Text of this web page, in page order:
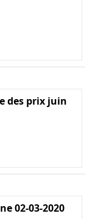
des prix juin
02-03-2020